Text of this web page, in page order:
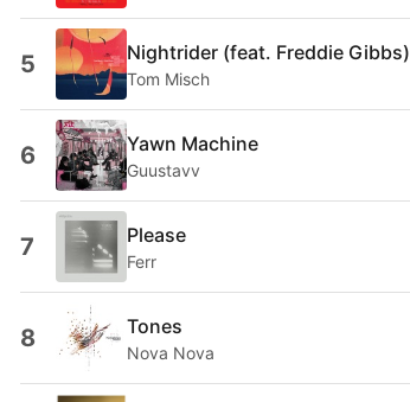
5 Nightrider (feat. Freddie Gibbs)
Tom Misch
6 Yawn Machine
Guustavv
7 Please
Ferr
8 Tones
Nova Nova